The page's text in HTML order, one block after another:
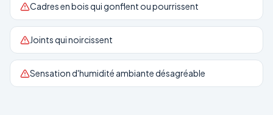
Cadres en bois qui gonflent ou pourrissent
Joints qui noircissent
Sensation d'humidité ambiante désagréable